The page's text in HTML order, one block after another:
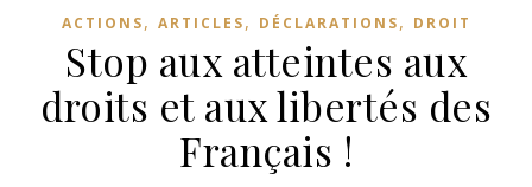
ACTIONS, ARTICLES, DÉCLARATIONS, DROIT
Stop aux atteintes aux
droits et aux libertés des
Français !